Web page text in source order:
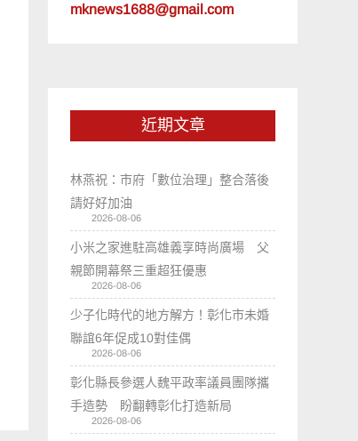
mknews1688@gmail.com
近期文章
林燕祝：市府「數位治理」整合落後
請好好加油
2026-08-06
小米之家進駐高雄義享時尚廣場 父
親節開幕祭三重超狂優惠
2026-08-06
少子化時代的地方解方！彰化市未婚
聯誼6年促成10對佳偶
2026-08-06
彰化縣長參選人魏平政率議員團隊攜
手造勢 盼翻轉彰化打造新局
2026-08-06